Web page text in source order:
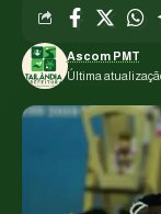
Última atualização:
Ascom PMT